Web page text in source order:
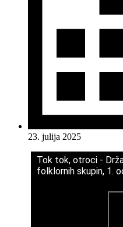
23. julija 2025
Tok tok, otroci -
folklornih skupin, 1.